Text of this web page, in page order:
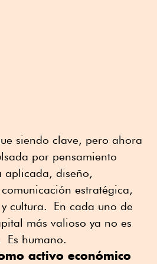
siendo clave, pero ahora
por pensamiento
aplicada, diseño,
estratégica,
cultura. En cada uno de
más valioso ya no es
humano.
activo económico